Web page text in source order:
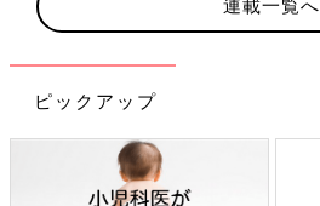
ピックアップ